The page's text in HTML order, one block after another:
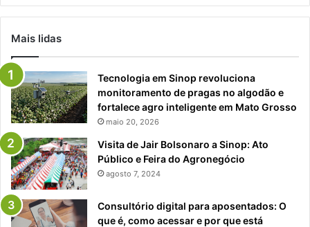
Mais lidas
Tecnologia em Sinop revoluciona
monitoramento de pragas no algodão e
fortalece agro inteligente em Mato Grosso
maio 20, 2026
Visita de Jair Bolsonaro a Sinop: Ato
Público e Feira do Agronegócio
agosto 7, 2024
Consultório digital para aposentados: O
que é, como acessar e por que está